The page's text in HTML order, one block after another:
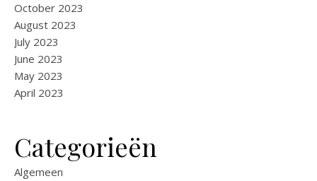
October 2023
August 2023
July 2023
June 2023
May 2023
April 2023
Categorieën
Algemeen